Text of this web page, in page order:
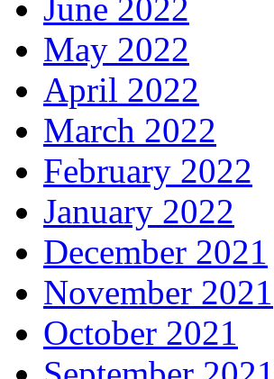
June 2022
May 2022
April 2022
March 2022
February 2022
January 2022
December 2021
November 2021
October 2021